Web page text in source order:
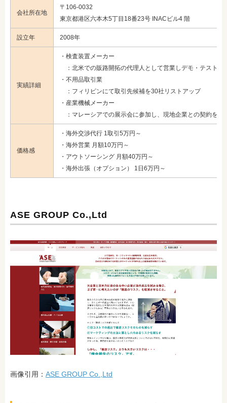
会社所在地
〒106-0032
東京都港区六本木5丁目18番23号 INACビル4 階
設立年 2008年
実績詳細
・検査装置メーカー
：北米での販路開拓の代理人として営業しデモ・テストの
・不用品取引業
：フィリピンにて取引先候補を30社リストアップ
・産業機械メーカー
：マレーシアでの展示会に参加し、現地企業との契約を獲
価格感
・海外交渉代行 1取引5万円～
・海外営業 月額10万円～
・アウトソーシング 月額40万円～
・海外出張（オプション） 1日6万円～
ASE GROUP Co.,Ltd
画像引用： ASE GROUP Co.,Ltd